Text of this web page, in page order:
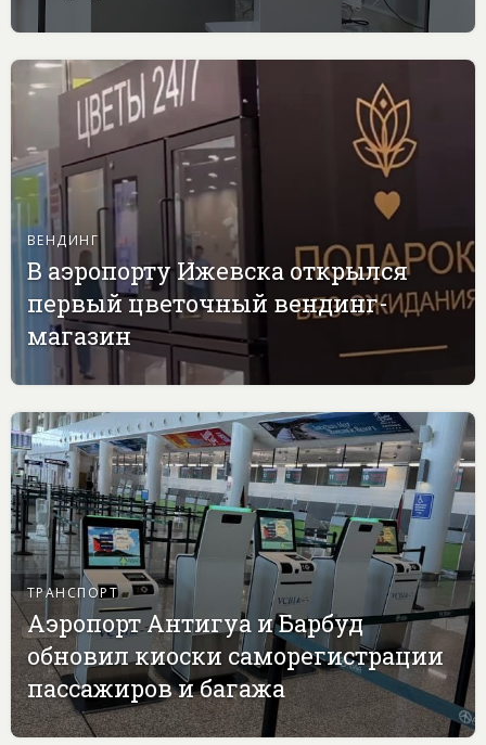
ВЕНДИНГ
В аэропорту Ижевска открылся
первый цветочный вендинг-
магазин
ТРАНСПОРТ
Аэропорт Антигуа и Барбуд
обновил киоски саморегистрации
пассажиров и багажа